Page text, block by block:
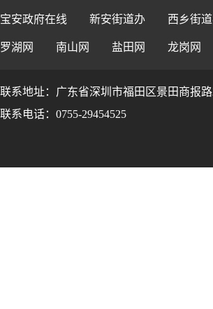
宝安政府在线 新安街道办 西乡街
罗湖网 南山网 盐田网 龙岗网
联系地址：广东省深圳市福田区景田商报
联系电话：0755-29454525